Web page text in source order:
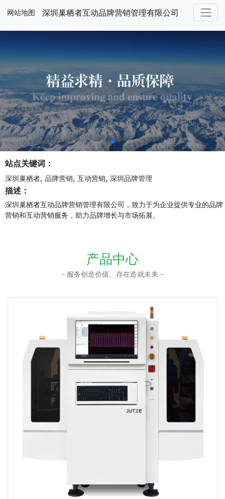
网站地图 深圳巢栖者互动品牌营销管理有限公司
站点关键词：
深圳巢栖者, 品牌营销, 互动营销, 深圳品牌管理
描述：
深圳巢栖者互动品牌营销管理有限公司，致力于为企业提供专业的品牌
营销和互动营销服务，助力品牌增长与市场拓展。
产品中心
- 服务创造价值、存在造就未来 -